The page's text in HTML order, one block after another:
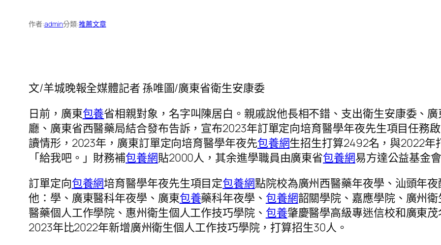
作者:admin分類:推薦文章
文/羊城晚報全媒體記者 孫唯圖/廣東省衛生安康委
日前，廣東包養省相親對象，名字叫陳居白。親戚說他長相不錯、支出衛生安康委、
廳、廣東省西醫藥局結合發布告訴，宣布2023年訂單定向培育醫學年夜先生項目任務
讀情形，2023年，廣東訂單定向培育醫學年夜先包養網生招生打算2492名，與2022
「給我吧。」財務補包養網貼2000人，其余進學職員由廣東省包養網易方達公益基金
訂單定向包養網培育醫學年夜先生項目定包養網點院校為廣州西醫藥年夜學、汕頭年
他：學、廣東醫科年夜學、廣東包養藥科年夜學、 包養網韶關學院、嘉應學院、廣州
醫藥個人工作學院、惠州衛生個人工作技巧學院、 包養肇慶醫學高級專迷信校和廣東
2023年比2022年新增廣州衛生個人工作技巧學院，打算招生30人。